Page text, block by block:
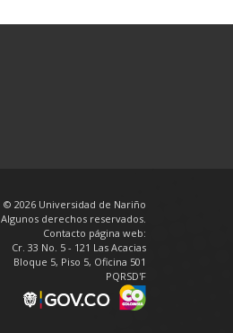
© 2026 Universidad de Nariño
Algunos derechos reservados.
Contacto página web:
Cr. 33 No. 5 - 121 Las Acacias
Bloque 5, Piso 5, Oficina 501
PQRSD'F